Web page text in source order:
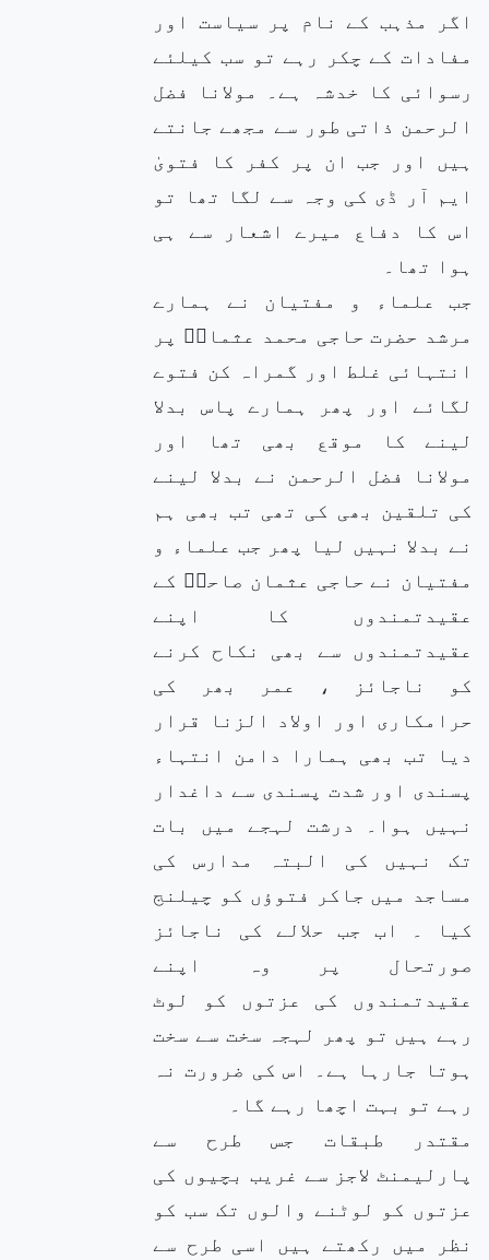
اگر مذہب کے نام پر سیاست اور
مفادات کے چکر رہے تو سب کیلئے
رسوائی کا خدشہ ہے۔ مولانا فضل
الرحمن ذاتی طور سے مجھے جانتے
ہیں اور جب ان پر کفر کا فتویٰ
ایم آر ڈی کی وجہ سے لگا تھا تو
اس کا دفاع میرے اشعار سے ہی
ہوا تھا۔
جب علماء و مفتیان نے ہمارے
مرشد حضرت حاجی محمد عثمانؒ پر
انتہائی غلط اور گمراہ کن فتوے
لگائے اور پھر ہمارے پاس بدلا
لینے کا موقع بھی تھا اور
مولانا فضل الرحمن نے بدلا لینے
کی تلقین بھی کی تھی تب بھی ہم
نے بدلا نہیں لیا پھر جب علماء و
مفتیان نے حاجی عثمان صاحبؒ کے
عقیدتمندوں کا اپنے
عقیدتمندوں سے بھی نکاح کرنے
کو ناجائز ، عمر بھر کی
حرامکاری اور اولاد الزنا قرار
دیا تب بھی ہمارا دامن انتہاء
پسندی اور شدت پسندی سے داغدار
نہیں ہوا۔ درشت لہجے میں بات
تک نہیں کی البتہ مدارس کی
مساجد میں جاکر فتوؤں کو چیلنج
کیا ۔ اب جب حلالے کی ناجائز
صورتحال پر وہ اپنے
عقیدتمندوں کی عزتوں کو لوٹ
رہے ہیں تو پھر لہجہ سخت سے سخت
ہوتا جارہا ہے۔ اس کی ضرورت نہ
رہے تو بہت اچھا رہے گا۔
مقتدر طبقات جس طرح سے
پارلیمنٹ لاجز سے غریب بچیوں کی
عزتوں کو لوٹنے والوں تک سب کو
نظر میں رکھتے ہیں اسی طرح سے